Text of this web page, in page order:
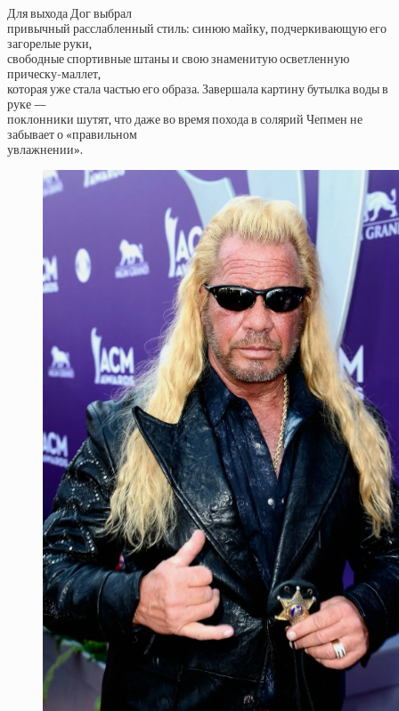
Для выхода Дог выбрал
привычный расслабленный стиль: синюю майку, подчеркивающую его
загорелые руки,
свободные спортивные штаны и свою знаменитую осветленную
прическу-маллет,
которая уже стала частью его образа. Завершала картину бутылка воды в
руке —
поклонники шутят, что даже во время похода в солярий Чепмен не
забывает о «правильном
увлажнении».